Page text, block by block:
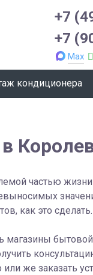
+7
+7
Max
кондиционера
частью
как это сделать.
магазины
или же заказать